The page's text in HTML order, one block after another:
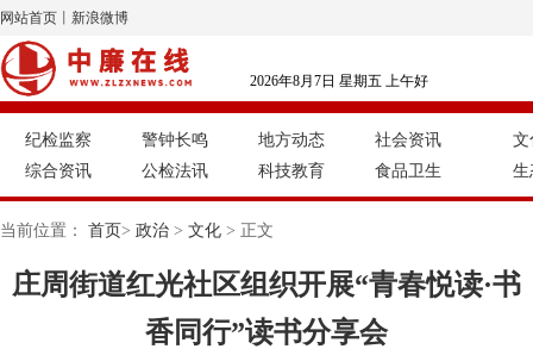
网站首页 新浪微博
2026年8月7日 星期五 上午好
纪检监察 警钟长鸣 地方动态
社会资讯
综合资讯
公检法讯 科技教育 食品卫生
文
生
当前位置： 首页> 政治 > 文化 > 正文
庄周街道红光社区组织开展“青春悦读·书
香同行”读书分享会